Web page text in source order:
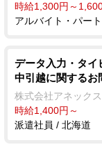
時給1,300円～
アルバイト・パー
データ入力・タイ
中引越に関するお
株式会社アネックス
時給1,400円～
派遣社員 / 北海道